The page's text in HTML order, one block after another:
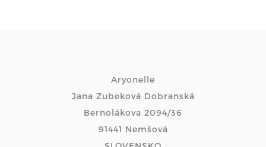
Aryonelle
Jana Zubeková Dobranská
Bernolákova 2094/36
91441 Nemšová